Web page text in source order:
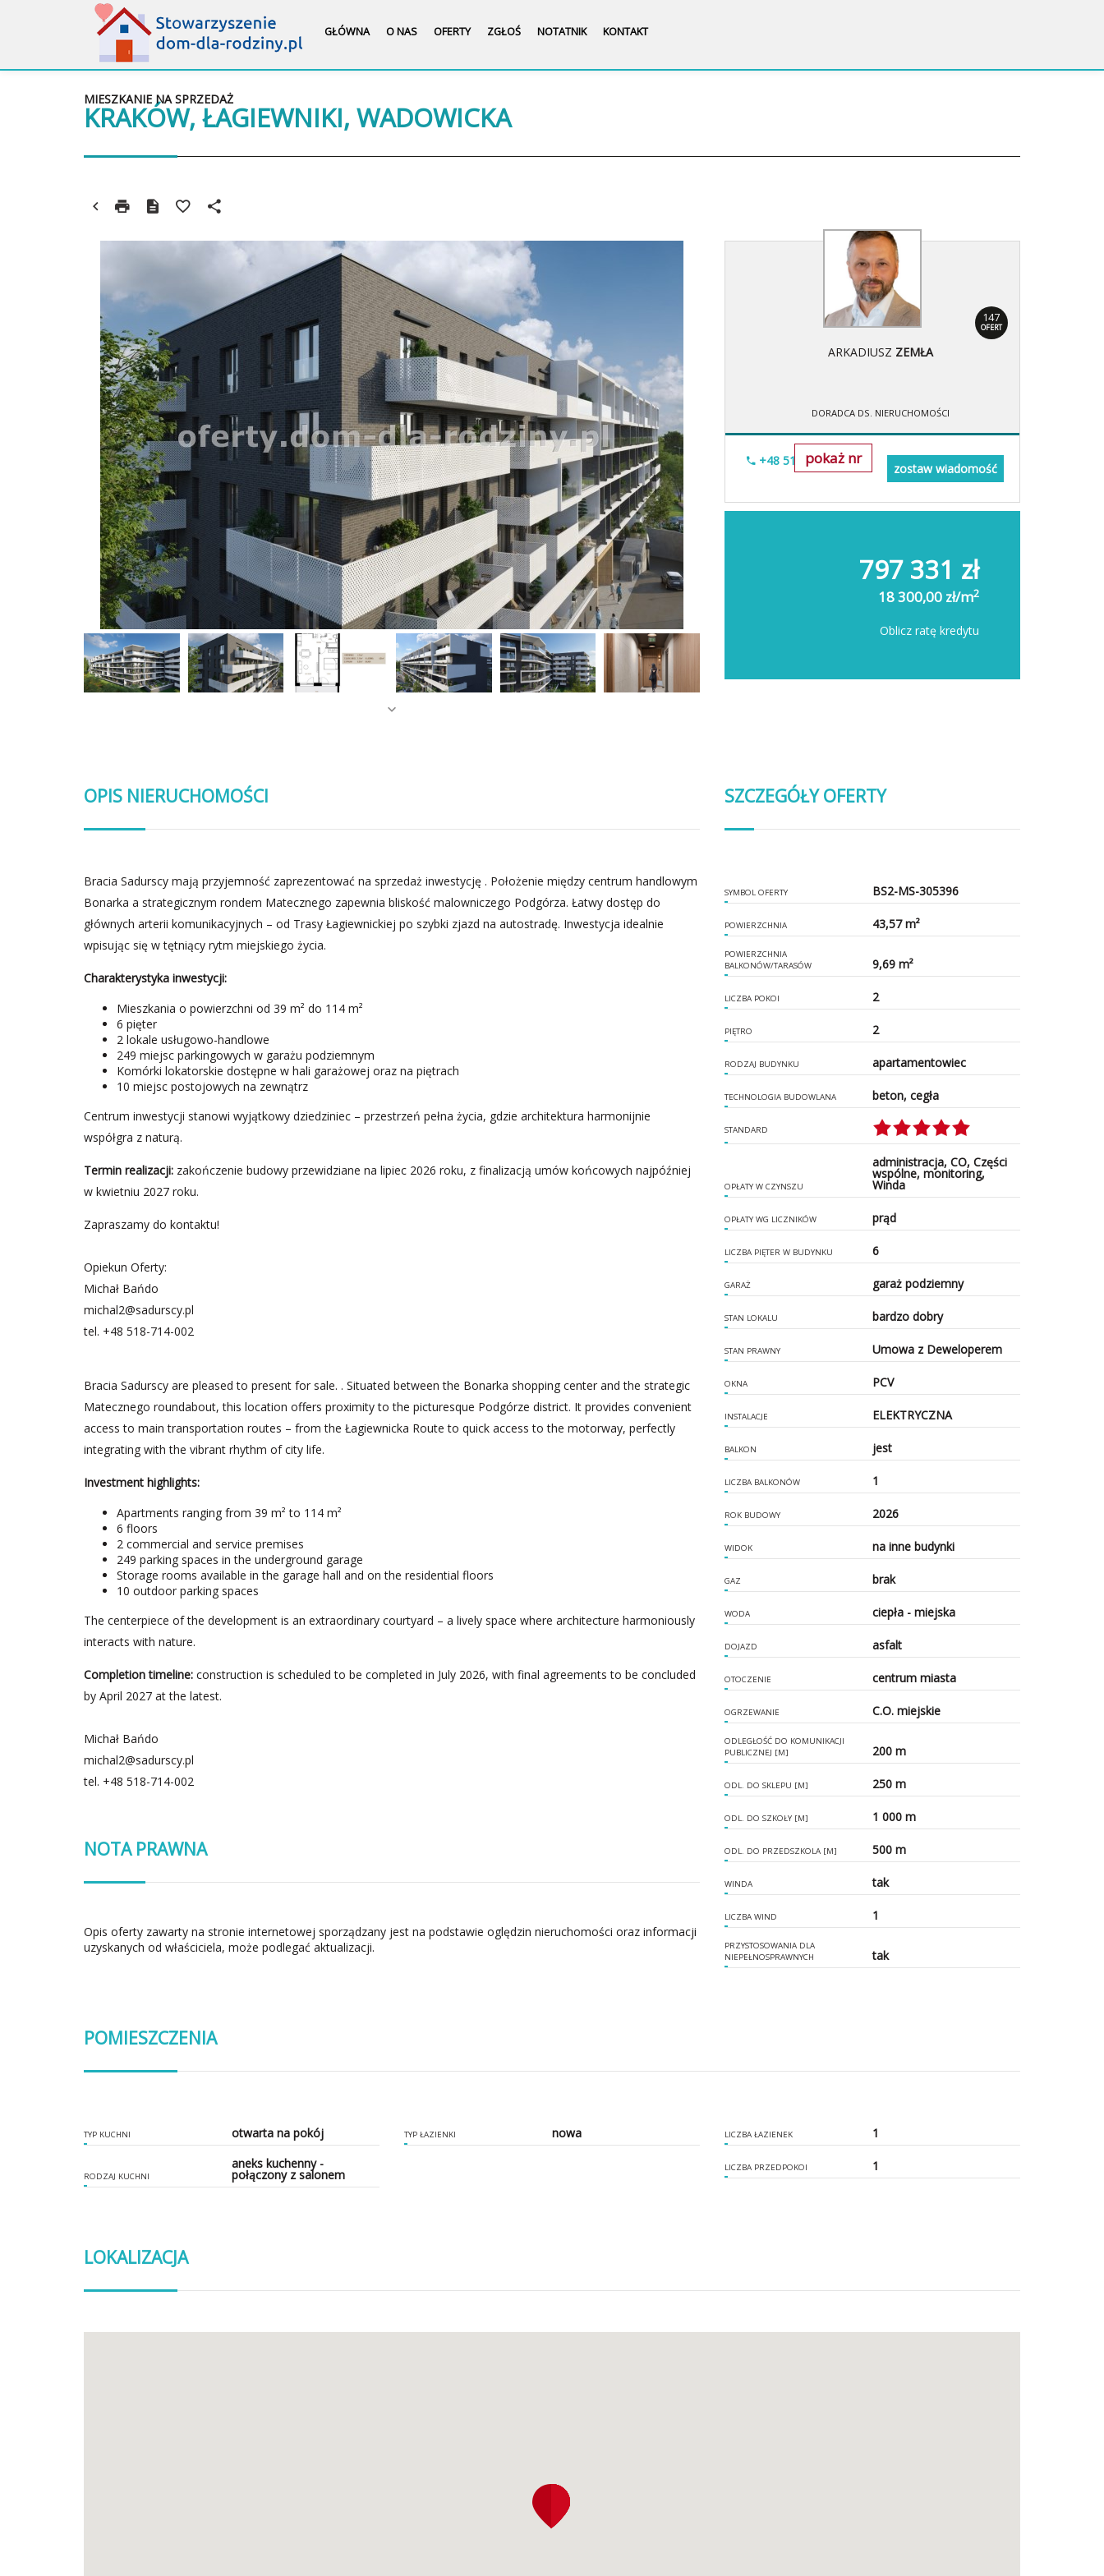
GŁÓWNA O NAS OFERTY ZGŁOŚ NOTATNIK KONTAKT
KRAKÓW, ŁAGIEWNIKI, WADOWICKA
MIESZKANIE NA SPRZEDAŻ
147
OFERT
ARKADIUSZ ZEMŁA
DORADCA DS. NIERUCHOMOŚCI
pokaż nr
+48 518-706-552
zostaw wiadomość
797 331 zł
18 300,00 zł/m2
Oblicz ratę kredytu
OPIS NIERUCHOMOŚCI
Bracia Sadurscy mają przyjemność zaprezentować na sprzedaż inwestycję . Położenie między centrum handlowym
Bonarka a strategicznym rondem Matecznego zapewnia bliskość malowniczego Podgórza. Łatwy dostęp do
głównych arterii komunikacyjnych – od Trasy Łagiewnickiej po szybki zjazd na autostradę. Inwestycja idealnie
wpisując się w tętniący rytm miejskiego życia.
Charakterystyka inwestycji:
Mieszkania o powierzchni od 39 m² do 114 m²
6 pięter
2 lokale usługowo-handlowe
249 miejsc parkingowych w garażu podziemnym
Komórki lokatorskie dostępne w hali garażowej oraz na piętrach
10 miejsc postojowych na zewnątrz
Centrum inwestycji stanowi wyjątkowy dziedziniec – przestrzeń pełna życia, gdzie architektura harmonijnie
współgra z naturą.
Termin realizacji: zakończenie budowy przewidziane na lipiec 2026 roku, z finalizacją umów końcowych najpóźniej
w kwietniu 2027 roku.
Zapraszamy do kontaktu!
Opiekun Oferty:
Michał Bańdo
michal2@sadurscy.pl
tel. +48 518-714-002
Bracia Sadurscy are pleased to present for sale. . Situated between the Bonarka shopping center and the strategic
Matecznego roundabout, this location offers proximity to the picturesque Podgórze district. It provides convenient
access to main transportation routes – from the Łagiewnicka Route to quick access to the motorway, perfectly
integrating with the vibrant rhythm of city life.
Investment highlights:
Apartments ranging from 39 m² to 114 m²
6 floors
2 commercial and service premises
249 parking spaces in the underground garage
Storage rooms available in the garage hall and on the residential floors
10 outdoor parking spaces
The centerpiece of the development is an extraordinary courtyard – a lively space where architecture harmoniously
interacts with nature.
Completion timeline: construction is scheduled to be completed in July 2026, with final agreements to be concluded
by April 2027 at the latest.
Michał Bańdo
michal2@sadurscy.pl
tel. +48 518-714-002
NOTA PRAWNA
Opis oferty zawarty na stronie internetowej sporządzany jest na podstawie oględzin nieruchomości oraz informacji
uzyskanych od właściciela, może podlegać aktualizacji.
SZCZEGÓŁY OFERTY
SYMBOL OFERTY BS2-MS-305396
POWIERZCHNIA 43,57 m²
POWIERZCHNIA
BALKONÓW/TARASÓW
9,69 m²
LICZBA POKOI 2
PIĘTRO 2
RODZAJ BUDYNKU apartamentowiec
TECHNOLOGIA BUDOWLANA beton, cegła
STANDARD
OPŁATY W CZYNSZU
administracja, CO, Części
wspólne, monitoring,
Winda
OPŁATY WG LICZNIKÓW prąd
LICZBA PIĘTER W BUDYNKU 6
GARAŻ garaż podziemny
STAN LOKALU bardzo dobry
STAN PRAWNY Umowa z Deweloperem
OKNA PCV
INSTALACJE ELEKTRYCZNA
BALKON jest
LICZBA BALKONÓW 1
ROK BUDOWY 2026
WIDOK na inne budynki
GAZ brak
WODA ciepła - miejska
DOJAZD asfalt
OTOCZENIE centrum miasta
OGRZEWANIE C.O. miejskie
ODLEGŁOŚĆ DO KOMUNIKACJI
PUBLICZNEJ [M]
200 m
ODL. DO SKLEPU [M] 250 m
ODL. DO SZKOŁY [M] 1 000 m
ODL. DO PRZEDSZKOLA [M] 500 m
WINDA tak
LICZBA WIND 1
PRZYSTOSOWANIA DLA
NIEPEŁNOSPRAWNYCH
tak
POMIESZCZENIA
TYP KUCHNI otwarta na pokój
RODZAJ KUCHNI
aneks kuchenny -
połączony z salonem
TYP ŁAZIENKI nowa LICZBA ŁAZIENEK 1
LICZBA PRZEDPOKOI 1
LOKALIZACJA